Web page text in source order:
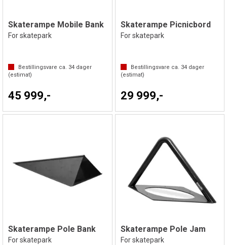
Skaterampe Mobile Bank
For skatepark
Bestillingsvare ca. 34 dager
(estimat)
45 999,-
Skaterampe Picnicbord
For skatepark
Bestillingsvare ca. 34dager
(estimat)
29 999,-
Skaterampe Pole Bank
For skatepark
Skaterampe Pole Jam
For skatepark